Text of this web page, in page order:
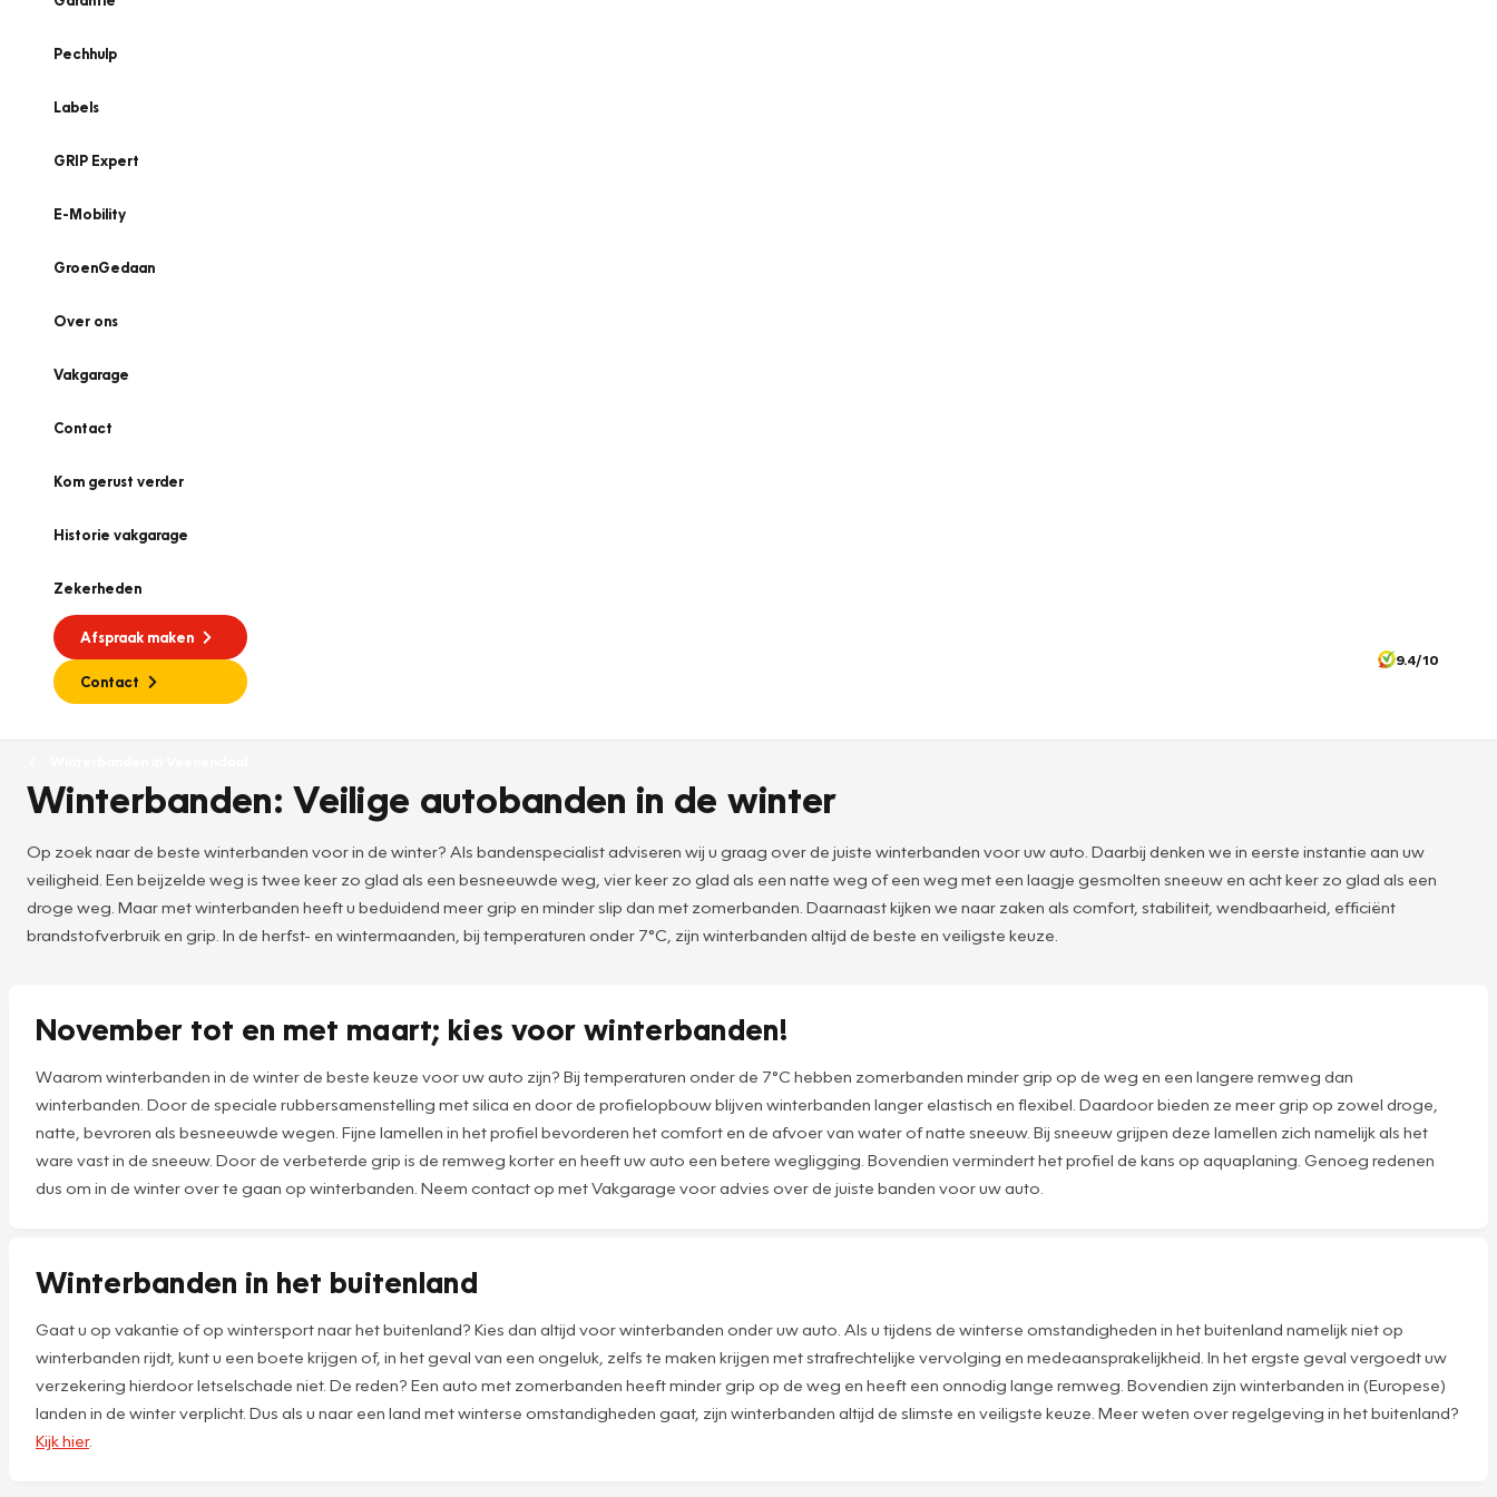
Pechhulp
Labels
GRIP Expert
E-Mobility
GroenGedaan
Over ons
Vakgarage
Contact
Kom gerust verder
Historie vakgarage
Zekerheden
Afspraak maken
Contact
9.4/10
Winterbanden: Veilige autobanden in de winter
Op zoek naar de beste winterbanden voor in de winter? Als bandenspecialist adviseren wij u graag over de juiste winterbanden voor uw auto. Daarbij denken we in eerste instantie aan uw
veiligheid. Een beijzelde weg is twee keer zo glad als een besneeuwde weg, vier keer zo glad als een natte weg of een weg met een laagje gesmolten sneeuw en acht keer zo glad als een
droge weg. Maar met winterbanden heeft u beduidend meer grip en minder slip dan met zomerbanden. Daarnaast kijken we naar zaken als comfort, stabiliteit, wendbaarheid, efficiënt
brandstofverbruik en grip. In de herfst- en wintermaanden, bij temperaturen onder 7°C, zijn winterbanden altijd de beste en veiligste keuze.
November tot en met maart; kies voor winterbanden!
Waarom winterbanden in de winter de beste keuze voor uw auto zijn? Bij temperaturen onder de 7°C hebben zomerbanden minder grip op de weg en een langere remweg dan
winterbanden. Door de speciale rubbersamenstelling met silica en door de profielopbouw blijven winterbanden langer elastisch en flexibel. Daardoor bieden ze meer grip op zowel droge,
natte, bevroren als besneeuwde wegen. Fijne lamellen in het profiel bevorderen het comfort en de afvoer van water of natte sneeuw. Bij sneeuw grijpen deze lamellen zich namelijk als het
ware vast in de sneeuw. Door de verbeterde grip is de remweg korter en heeft uw auto een betere wegligging. Bovendien vermindert het profiel de kans op aquaplaning. Genoeg redenen
dus om in de winter over te gaan op winterbanden. Neem contact op met Vakgarage voor advies over de juiste banden voor uw auto.
Winterbanden in het buitenland
Gaat u op vakantie of op wintersport naar het buitenland? Kies dan altijd voor winterbanden onder uw auto. Als u tijdens de winterse omstandigheden in het buitenland namelijk niet op
winterbanden rijdt, kunt u een boete krijgen of, in het geval van een ongeluk, zelfs te maken krijgen met strafrechtelijke vervolging en medeaansprakelijkheid. In het ergste geval vergoedt uw
verzekering hierdoor letselschade niet. De reden? Een auto met zomerbanden heeft minder grip op de weg en heeft een onnodig lange remweg. Bovendien zijn winterbanden in (Europese)
landen in de winter verplicht. Dus als u naar een land met winterse omstandigheden gaat, zijn winterbanden altijd de slimste en veiligste keuze. Meer weten over regelgeving in het buitenland?
Kijk hier.